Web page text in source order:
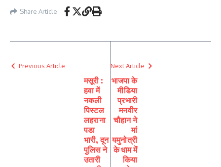
Share Article
Previous Article
मसूरी :
हवा में
नकली
पिस्टल
लहराना
पडा
भारी, दून
पुलिस ने
उतारी
Next Article
भाजपा के
मीडिया
प्रभारी
मनवीर
चौहान ने
मां
यमुनोत्री
के धाम में
किया